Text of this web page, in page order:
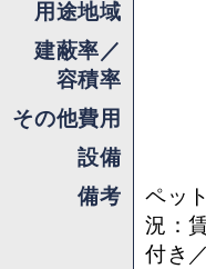
すぐ近くには、
全国から人が集ま
気スポットです。
少し車を走らせれ
「黒潮の森マング
「大島紬村」で伝
用途地域
建蔽率／
容積率
その他費用
設備
備考
ペッ
況：
付き